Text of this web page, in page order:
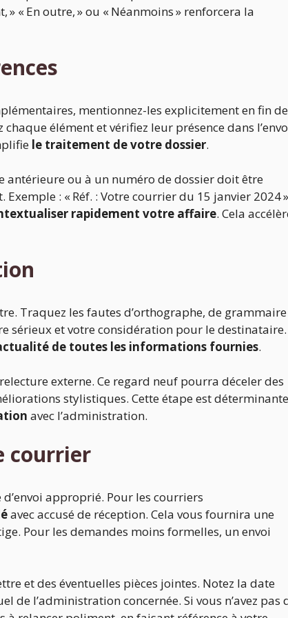
» « En outre, » ou « Néanmoins » renforcera la
mentionnez-les explicitement en fin de
élément et vérifiez leur présence dans
le traitement de votre dossier.
antérieure ou à un numéro de dossier doit être
: « Réf. : Votre courrier du 15 janvier 2024
rapidement votre affaire. Cela
Traquez les fautes d’orthographe, de
sérieux et votre considération pour le destinataire.
de toutes les informations fournies.
externe. Ce regard neuf pourra déceler des
stylistiques. Cette étape est déterminante
avec l’administration.
courrier
approprié. Pour les courriers
avec accusé de réception. Cela vous fournira une
Pour les demandes moins formelles, un envoi
et des éventuelles pièces jointes. Notez la date
de l’administration concernée. Si vous n’avez pas